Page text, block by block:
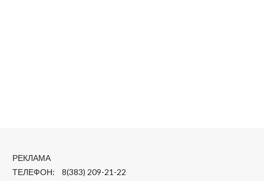
РЕКЛАМА
ТЕЛЕФОН: 8(383) 209-21-22